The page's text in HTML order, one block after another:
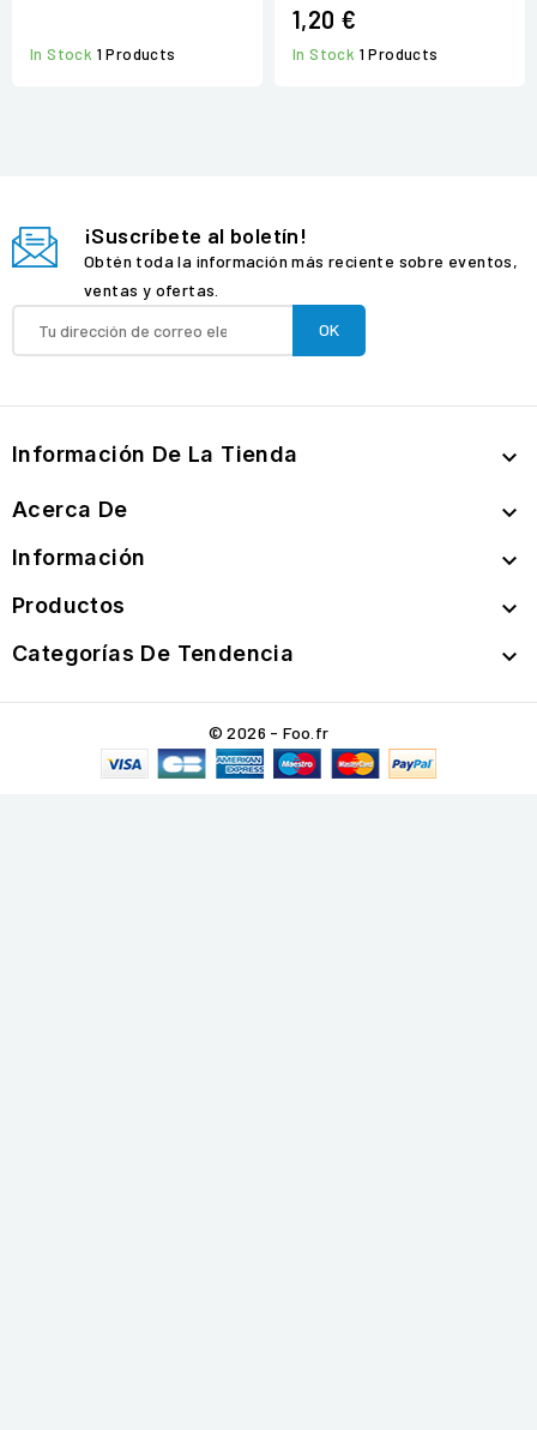
In Stock 1 Products
1,20 €
In Stock 1 Products
¡Suscríbete al boletín!
Obtén toda la información más reciente sobre eventos,
ventas y ofertas.
Información De La Tienda 
Acerca De 
Información 
Productos 
Categorías De Tendencia 
© 2026 - Foo.fr